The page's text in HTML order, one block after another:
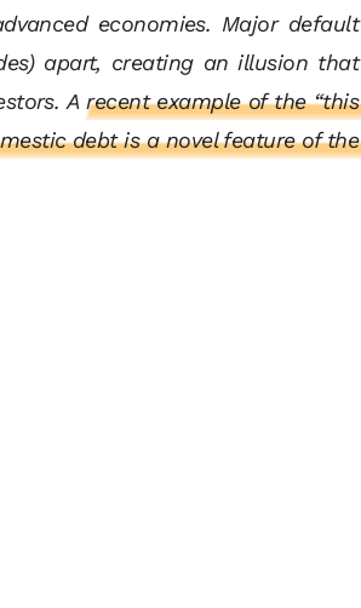
economies. Major default
apart, creating an illusion that
A recent example of the “this
debt is a novel feature of the